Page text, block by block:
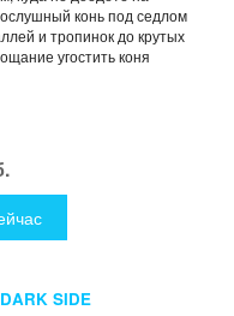
конь под седлом
и тропинок до крутых
угостить коня
SIDE